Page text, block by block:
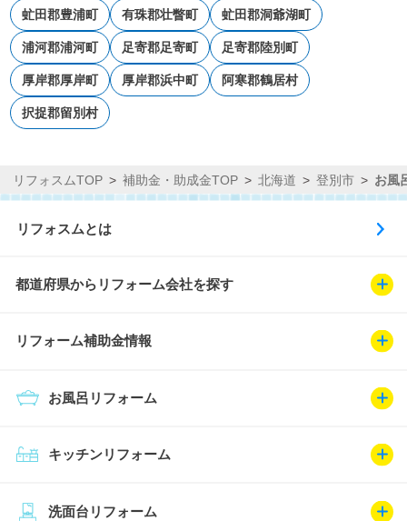
虻田郡豊浦町 有珠郡壮瞥町 虻田郡洞爺湖町
浦河郡浦河町 足寄郡足寄町 足寄郡陸別町
厚岸郡厚岸町 厚岸郡浜中町 阿寒郡鶴居村
択捉郡留別村
リフォスムTOP 補助金・助成金TOP 北海道 登別市 お風
リフォスムとは
都道府県からリフォーム会社を探す
リフォーム補助金情報
キッチンリフォーム
お風呂リフォーム
洗面台リフォーム